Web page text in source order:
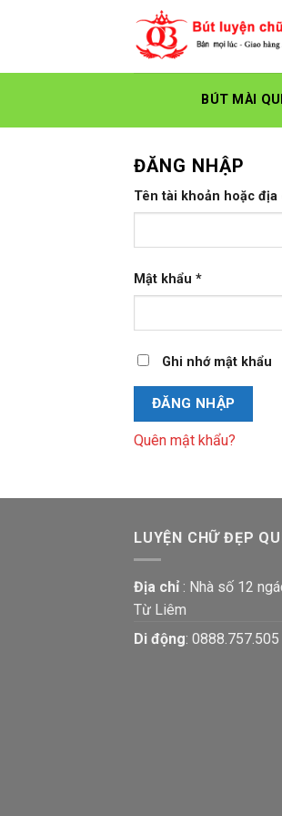
BÚT MÀI
ĐĂNG NHẬP
Tên tài khoản hoặc địa
Mật khẩu *
Ghi nhớ mật khẩu
ĐĂNG NHẬP
Quên mật khẩu?
LUYỆN CHỮ ĐẸP
Địa chỉ : Nhà số 12
Từ Liêm
Di động: 0888.757.505